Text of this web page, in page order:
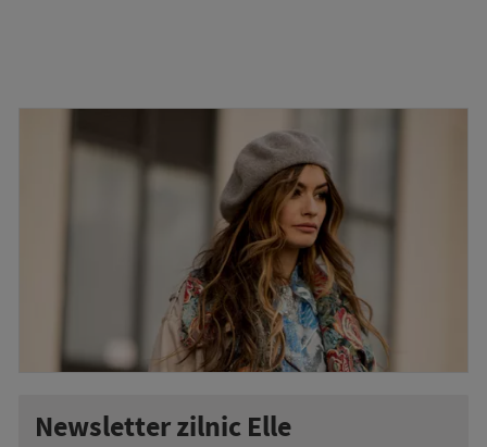
Newsletter zilnic Elle